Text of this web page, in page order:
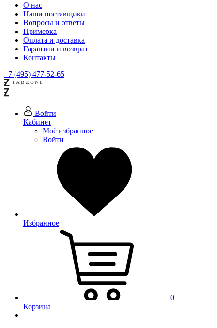
О нас
Наши поставщики
Вопросы и ответы
Примерка
Оплата и доставка
Гарантии и возврат
Контакты
+7 (495) 477-52-65
Войти
Кабинет
Моё избранное
Войти
Избранное
0
Корзина